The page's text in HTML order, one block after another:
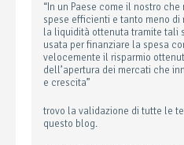
“In un Paese come il nostro
spese efficienti e tanto meno
la liquidità ottenuta tramite tali
usata per finanziare la spesa
velocemente il risparmio
dell’apertura dei mercati che
e crescita”
trovo la validazione di tutte le
questo blog.